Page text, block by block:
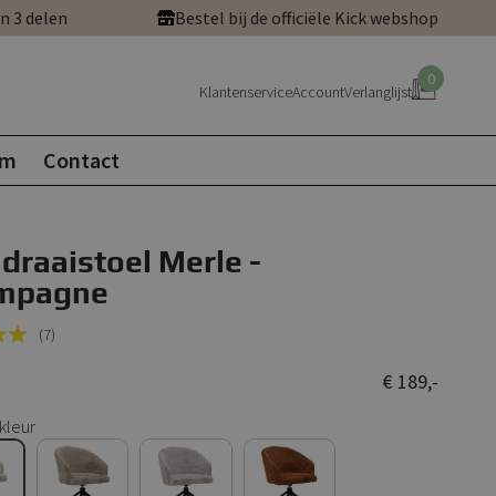
3 delen Bestel bij de officiële Kick webshop
KlantenserviceAccountVerlanglijst
0
Contact
Merle -
(7)
€ 189,-